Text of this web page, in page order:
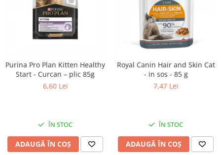
Purina Pro Plan Kitten Healthy
Start - Curcan – plic 85g
6,60 Lei
ÎN STOC
ADAUGĂ ÎN COȘ
Royal Canin Hair and Skin Cat
- in sos - 85 g
7,47 Lei
ÎN STOC
ADAUGĂ ÎN COȘ